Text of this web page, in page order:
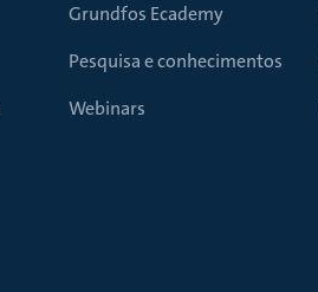
Grundfos Ecademy
Pesquisa e conhecimentos
Webinars